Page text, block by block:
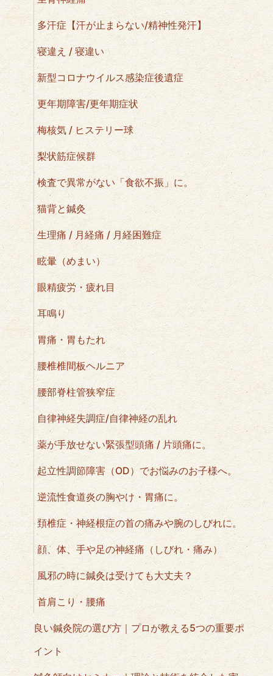
多汗症【汗が止まらない/精神性発汗】
寝違え / 寝違い
新型コロナウイルス感染症後遺症
更年期障害/更年期症状
梅核気 / ヒステリー球
梨状筋症候群
検査で異常がない「食欲不振」に。
猫背と鍼灸
生理痛 / 月経痛 / 月経困難症
眩暈（めまい）
眼精疲労・疲れ目
耳鳴り
胃痛・胃もたれ
腰椎椎間板ヘルニア
腰部脊柱管狭窄症
自律神経失調症/自律神経の乱れ
薬が手放せない緊張型頭痛 / 片頭痛に。
起立性調節障害（OD）でお悩みのお子様へ。
逆流性食道炎の胸やけ・胃痛に。
頚椎症・神経根症の首の痛みや腕のしびれに。
顔、体、手や足の神経痛（しびれ・痛み）
風邪の時に鍼灸は受けても大丈夫？
首肩こり・腰痛
良い鍼灸院の選び方｜プロが教える5つの重要ポ
イント